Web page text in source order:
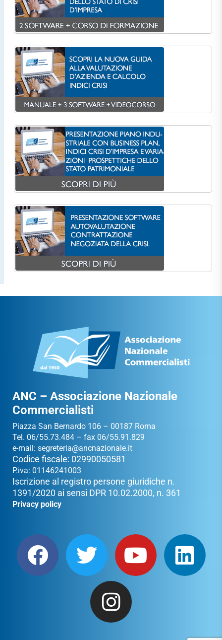
ANC – Associazione Nazionale
Commercialisti
Piazza San Bernardo 106 – 00187 Roma
Tel. 06/55.73.484 – fax 06/55.91.829
e-mail: segreteria@ancnazionale.it
Codice fiscale: 02990050581
P.iva: 01146241003
Iscrizione al registro persone giuridiche n.
1391/2020 ai sensi DPR 10.02.2000, n. 361
Privacy policy